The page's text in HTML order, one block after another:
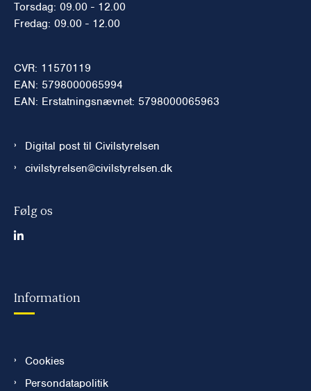
Torsdag: 09.00 - 12.00
Fredag: 09.00 - 12.00
CVR: 11570119
EAN: 5798000065994
EAN: Erstatningsnævnet: 5798000065963
Digital post til Civilstyrelsen
civilstyrelsen@civilstyrelsen.dk
Følg os
Information
Cookies
Persondatapolitik